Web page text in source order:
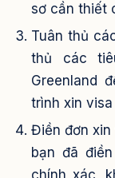
sơ cần thiết
Tuân thủ
thủ các
Greenland
trình xin
Điền đơn xin
bạn đã
chính xác,